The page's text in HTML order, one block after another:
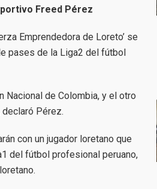
Freed Pérez
Emprendedora de Loreto’ se
pases de la Liga2 del fútbol
Nacional de Colombia, y el otro
Pérez.
con un jugador loretano que
del fútbol profesional peruano,